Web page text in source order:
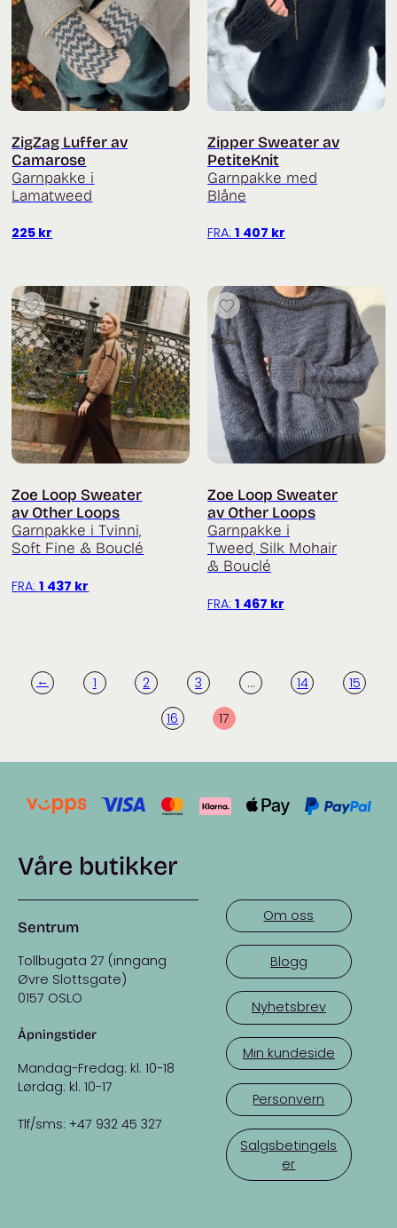
ZigZag Luffer av
Camarose
Garnpakke i
Lamatweed
225 kr
Zipper Sweater av
PetiteKnit
Garnpakke med
Blåne
FRA: 1 407 kr
Zoe Loop Sweater
av Other Loops
Garnpakke i Tvinni,
Soft Fine & Bouclé
FRA:1 437 kr
Zoe Loop Sweater
av Other Loops
Garnpakke i
Tweed, Silk Mohair
& Bouclé
FRA: 1 467 kr
← 1 2 3 … 14 15
16 17
Våre butikker
Sentrum
Tollbugata 27 (inngang
Øvre Slottsgate)
0157 OSLO
Åpningstider
Mandag-Fredag: kl. 10-18
Lørdag: kl. 10-17
Tlf/sms: +47 932 45 327
Om oss
Blogg
Nyhetsbrev
Min kundeside
Personvern
Salgsbetingels
er